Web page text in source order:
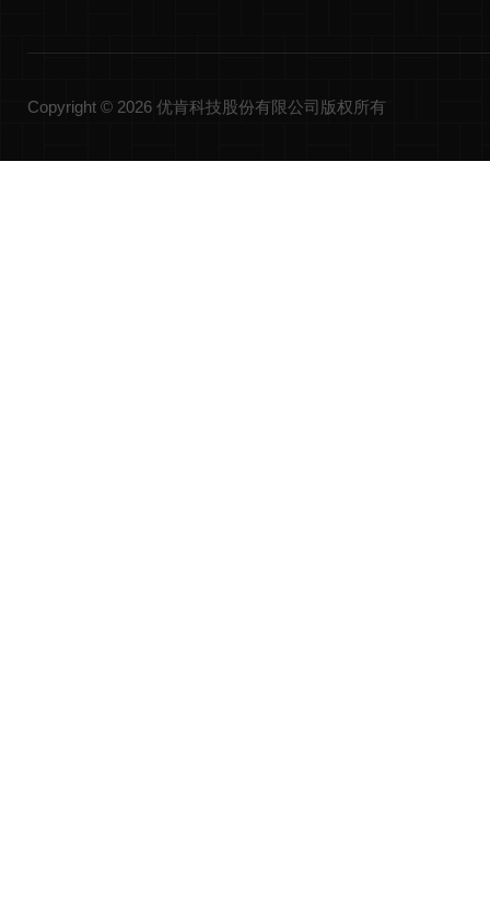
Copyright © 2026 优肯科技股份有限公司版权所有